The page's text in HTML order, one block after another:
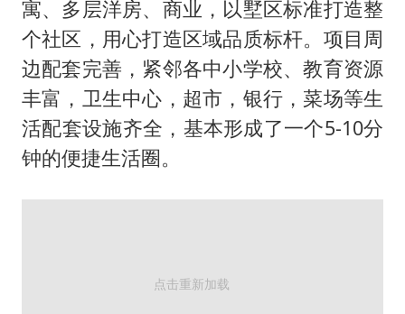
寓、多层洋房、商业，以墅区标准打造整
个社区，用心打造区域品质标杆。项目周
边配套完善，紧邻各中小学校、教育资源
丰富，卫生中心，超市，银行，菜场等生
活配套设施齐全，基本形成了一个5-10分
钟的便捷生活圈。